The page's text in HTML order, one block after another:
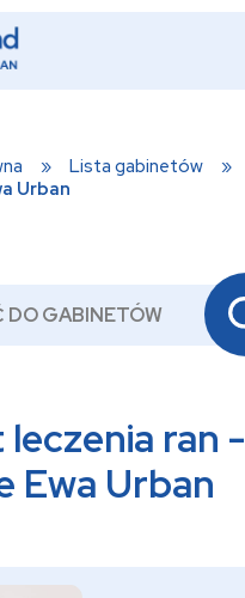
» Lista gabinetów
»
Urban
DO GABINETÓW
ran -
Ewa Urban